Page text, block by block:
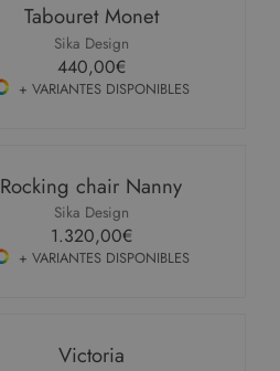
Tabouret Monet
Sika Design
440,00€
+ VARIANTES DISPONIBLES
Rocking chair Nanny
Sika Design
1.320,00€
+ VARIANTES DISPONIBLES
Victoria